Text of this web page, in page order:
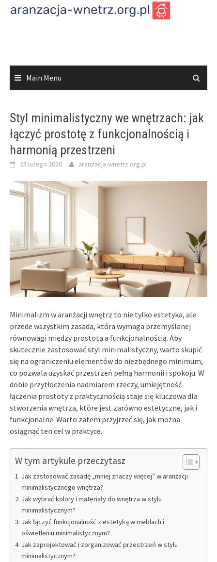
Skip
Main Menu
Styl minimalistyczny we wnętrzach: jak
łączyć prostotę z funkcjonalnością i
harmonią przestrzeni
25 lutego 2026 aranzacja-wnetrz.org.pl
Minimalizm w aranżacji wnętrz to nie tylko estetyka, ale
przede wszystkim zasada, która wymaga przemyślanej
równowagi między prostotą a funkcjonalnością. Aby
skutecznie zastosować styl minimalistyczny, warto skupić
się na ograniczeniu elementów do niezbędnego minimum,
co pozwala uzyskać przestrzeń pełną harmonii i spokoju. W
dobie przytłoczenia nadmiarem rzeczy, umiejętność
łączenia prostoty z praktycznością staje się kluczowa dla
stworzenia wnętrza, które jest zarówno estetyczne, jak i
funkcjonalne. Warto zatem przyjrzeć się, jak można
osiągnąć ten cel w praktyce.
W tym artykule przeczytasz
Jak zastosować zasadę „mniej znaczy więcej” w aranżacji
minimalistycznego wnętrza?
Jak wybrać kolory i materiały do wnętrza w stylu
minimalistycznym?
Jak łączyć funkcjonalność z estetyką w meblach i
oświetleniu minimalistycznym?
Jak zaprojektować i zorganizować przestrzeń w stylu
minimalistycznym?